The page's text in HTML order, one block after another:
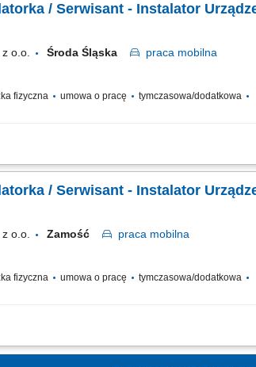
/ Serwisant - Instalator
o.o. Środa Śląska praca mobilna
fizyczna umowa o pracę tymczasowa/dodatkowa
do uzdatniania i oczyszczania wody, obsługa
/ Serwisant - Instalator
o.o. Zamość praca mobilna
fizyczna umowa o pracę tymczasowa/dodatkowa
do uzdatniania i oczyszczania wody, obsługa